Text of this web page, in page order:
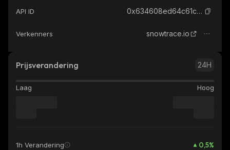
API ID 0x634608ed64c61ca9e741f8095193c0bfa0fa19cc_avalanche
Verkenners snowtrace.io
Prijsverandering 24H
Laag Hoog
1h Verandering 0,5%